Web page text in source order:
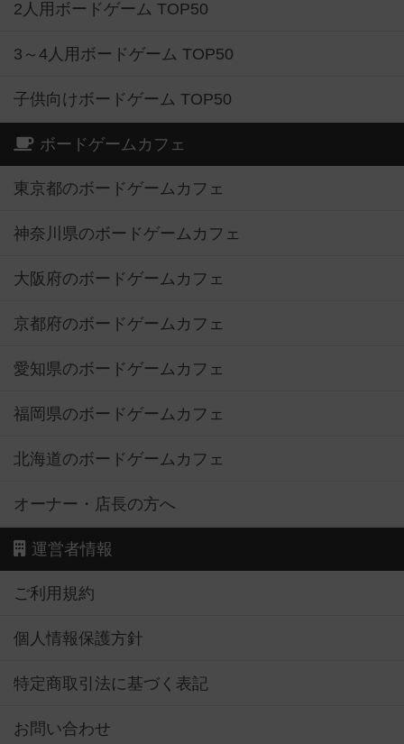
2人用ボードゲーム TOP50
3～4人用ボードゲーム TOP50
子供向けボードゲーム TOP50
ボードゲームカフェ
東京都のボードゲームカフェ
神奈川県のボードゲームカフェ
大阪府のボードゲームカフェ
京都府のボードゲームカフェ
愛知県のボードゲームカフェ
福岡県のボードゲームカフェ
北海道のボードゲームカフェ
オーナー・店長の方へ
運営者情報
ご利用規約
個人情報保護方針
特定商取引法に基づく表記
お問い合わせ